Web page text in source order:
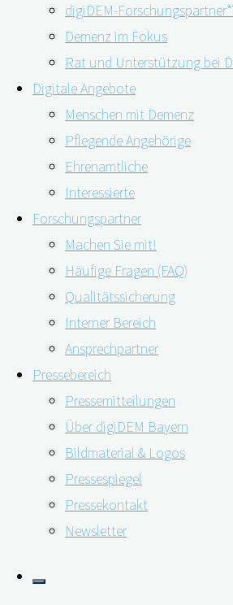
digiDEM-
Demenz im Fokus
Rat und Unterstützung bei
Digitale Angebote
Menschen mit Demenz
Pflegende Angehörige
Ehrenamtliche
Interessierte
Forschungspartner
Machen Sie mit!
Häufige Fragen (FAQ)
Qualitätssicherung
Interner Bereich
Ansprechpartner
Pressebereich
Pressemitteilungen
Über digiDEM Bayern
Bildmaterial & Logos
Pressespiegel
Pressekontakt
Newsletter
Ist es „normale“ Vergesslichkeit
wenn ältere Personen
der Autoschlüssel nicht mehr
zunehmend schwerfällt, sich in einer
Umgebung zu orientieren. Treten
Störungen der geistigen
und beeinträchtigen zunehmend
Handlungsabläufe, sollte die
möglichst zeitnah abgeklärt …
weiterlesen
"Was
macht
Friedrich-Alexander-Universität